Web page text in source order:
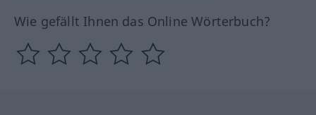
Wie gefällt Ihnen das Online Wörterbuch?